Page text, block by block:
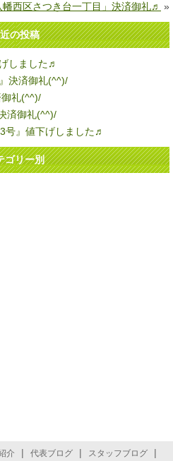
幡西区さつき台一丁目」決済御礼♬ »
の投稿
しました♬
決済御礼(^^)/
御礼(^^)/
済御礼(^^)/
号』値下げしました♬
ゴリー別
介 | 代表ブログ | スタッフブログ |